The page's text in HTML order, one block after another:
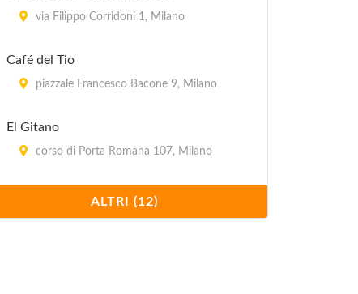
via Filippo Corridoni 1, Milano
Café del Tio
piazzale Francesco Bacone 9, Milano
El Gitano
corso di Porta Romana 107, Milano
via Ruggero Bonghi 12, Milano
ALTRI (12)